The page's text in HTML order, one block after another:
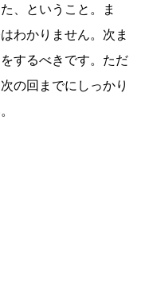
、ということ。ま
わかりません。次ま
するべきです。ただ
の回までにしっかり